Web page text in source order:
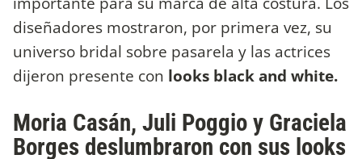
diseñadores mostraron, por primera vez, su
universo bridal sobre pasarela y las actrices
dijeron presente con looks black and white.
Moria Casán, Juli Poggio y Graciela
Borges deslumbraron con sus looks